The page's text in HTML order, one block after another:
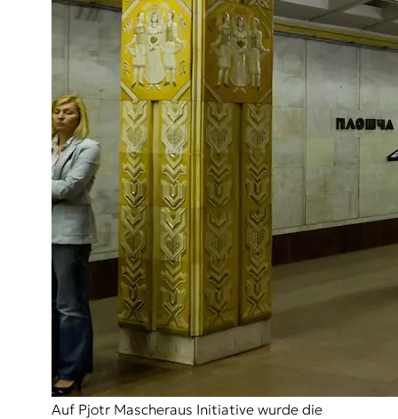
Auf Pjotr Mascheraus Initiative wurde die